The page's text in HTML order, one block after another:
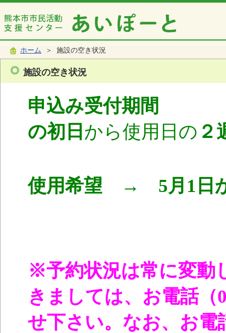
ホーム ＞ 施設の空き状況
施設の空き状況
申込み受付期間
の初日 から使用日の ２
使用希望 → 5月1日か
※予約状況は常に変動
きましては、お電話（
せ下さい。なお、お電